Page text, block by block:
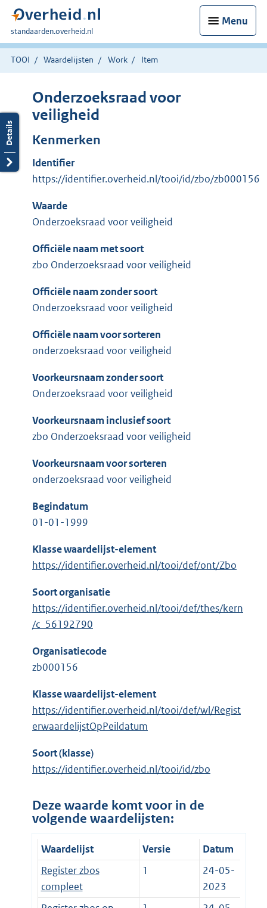
Menu
U
bent
hier:
standaarden.overheid.nl
TOOI Waardelijsten Work Item
Onderzoeksraad voor
veiligheid
Kenmerken
Identifier
https://identifier.overheid.nl/tooi/id/zbo/zb000156
Waarde
Onderzoeksraad voor veiligheid
Officiële naam met soort
zbo Onderzoeksraad voor veiligheid
Officiële naam zonder soort
Onderzoeksraad voor veiligheid
Officiële naam voor sorteren
onderzoeksraad voor veiligheid
Voorkeursnaam zonder soort
Onderzoeksraad voor veiligheid
Voorkeursnaam inclusief soort
zbo Onderzoeksraad voor veiligheid
Voorkeursnaam voor sorteren
onderzoeksraad voor veiligheid
Begindatum
01-01-1999
Klasse waardelijst-element
https://identifier.overheid.nl/tooi/def/ont/Zbo
Soort organisatie
https://identifier.overheid.nl/tooi/def/thes/kern
/c_56192790
Organisatiecode
zb000156
Klasse waardelijst-element
https://identifier.overheid.nl/tooi/def/wl/Regist
erwaardelijstOpPeildatum
Soort (klasse)
https://identifier.overheid.nl/tooi/id/zbo
Deze waarde komt voor in de
volgende waardelijsten:
Waardelijst Versie
Datum
Register zbos
compleet
1
24-05-
2023